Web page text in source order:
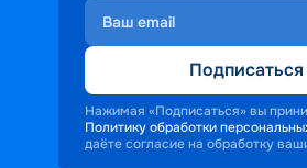
Подписаться
Нажимая «Подписаться» вы
Политику обработки
даёте согласие на обработку